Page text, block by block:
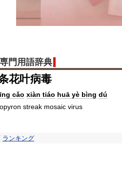
門用語辞典
花叶病毒
cǎo xiàn tiáo huā yè bìng dú
streak mosaic virus
ランキング